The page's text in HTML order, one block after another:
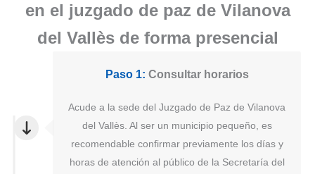
en el juzgado de paz de Vilanova
del Vallès de forma presencial
Paso 1: Consultar horarios
Acude a la sede del Juzgado de Paz de Vilanova
del Vallès. Al ser un municipio pequeño, es
recomendable confirmar previamente los días y
horas de atención al público de la Secretaría del